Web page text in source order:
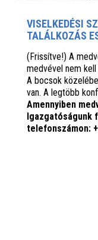
VISELKEDÉSI
TALÁLKOZÁS
(Frissítve!) A
medvével nem
A bocsok
van. A legtöbb
Amennyiben
Igazgatóságunk
telefonszámon: